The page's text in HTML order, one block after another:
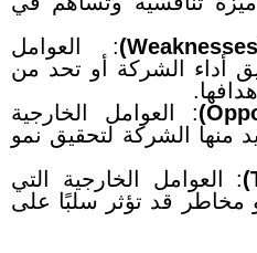
: العوامل
أداء الشركة أو تحد من
: العوامل الخارجية
منها الشركة لتحقيق نمو
: العوامل الخارجية التي
مخاطر قد تؤثر سلبًا على